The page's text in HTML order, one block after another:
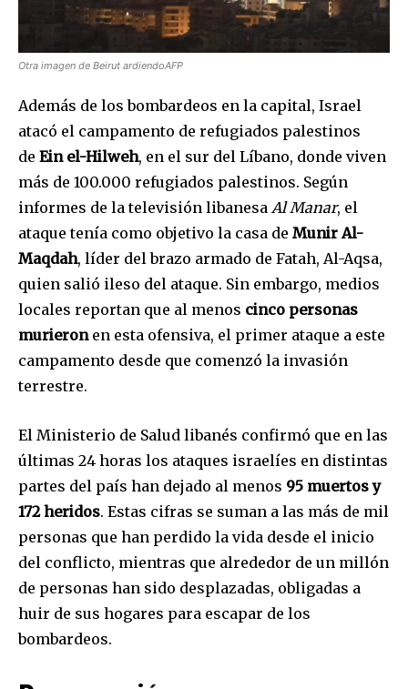
Join our community of
SUBSCRIBERS and be part of the
conversation.
To subscribe, simply enter your email address on our website
your privacy and won't spam your inbox. Your information is
safe with us.
SUBSCRIBE
I've read and accept thePrivacy Policy.
Otra imagen de Beirut ardiendoAFP
Además de los bombardeos en la capital, Israel
atacó el campamento de refugiados palestinos
de Ein el-Hilweh, en el sur del Líbano, donde viven
más de 100.000 refugiados palestinos. Según
informes de la televisión libanesa Al Manar, el
ataque tenía como objetivo la casa de Munir Al-
Maqdah, líder del brazo armado de Fatah, Al-Aqsa,
quien salió ileso del ataque. Sin embargo, medios
locales reportan que al menos cinco personas
murieronen esta ofensiva, el primer ataque a este
campamento desde que comenzó la invasión
terrestre.
El Ministerio de Salud libanés confirmó que en las
últimas 24 horas los ataques israelíes en distintas
partes del país han dejado al menos 95 muertos y
172 heridos. Estas cifras se suman a las más de mil
personas que han perdido la vida desde el inicio
del conflicto, mientras que alrededor de un millón
de personas han sido desplazadas, obligadas a
huir de sus hogares para escapar de los
bombardeos.